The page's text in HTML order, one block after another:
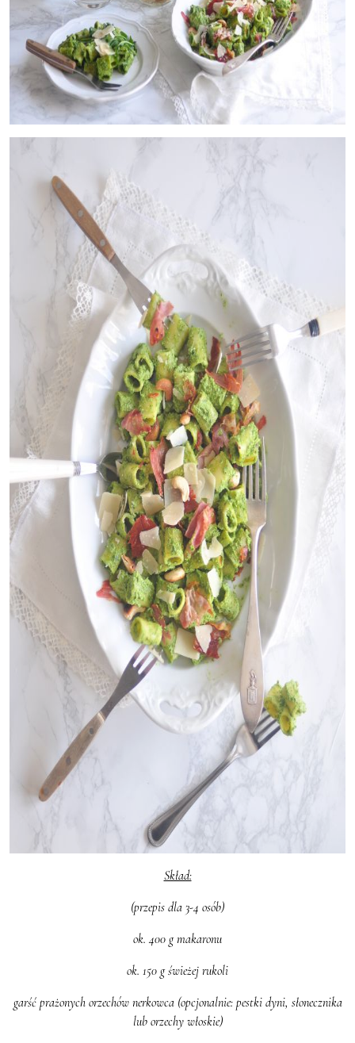
Skład:
(przepis dla 3-4 osób)
ok. 400 g makaronu
ok. 150 g świeżej rukoli
garść prażonych orzechów nerkowca (opcjonalnie: pestki dyni, słonecznika
lub orzechy włoskie)